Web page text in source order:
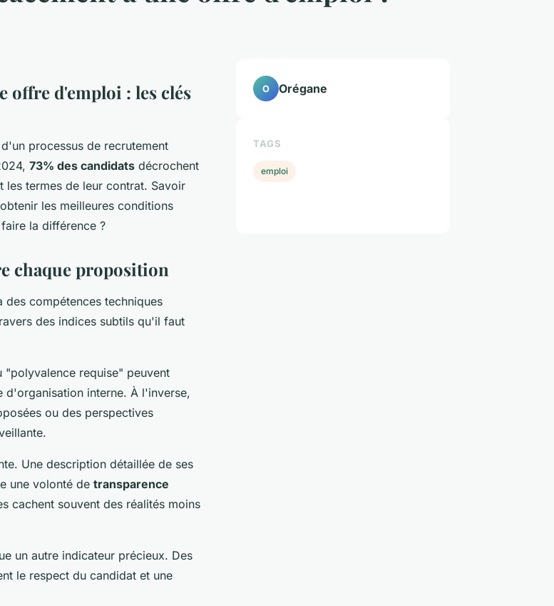
offre d'emploi : les clés
processus de recrutement
73% des candidats décrochent
les termes de leur contrat. Savoir
les meilleures conditions
la différence ?
chaque proposition
des compétences techniques
des indices subtils qu'il faut
"polyvalence requise" peuvent
d'organisation interne. À l'inverse,
ou des perspectives
Une description détaillée de ses
une volonté de transparence
cachent souvent des réalités moins
un autre indicateur précieux. Des
le respect du candidat et une
O Orégane
TAGS
emploi